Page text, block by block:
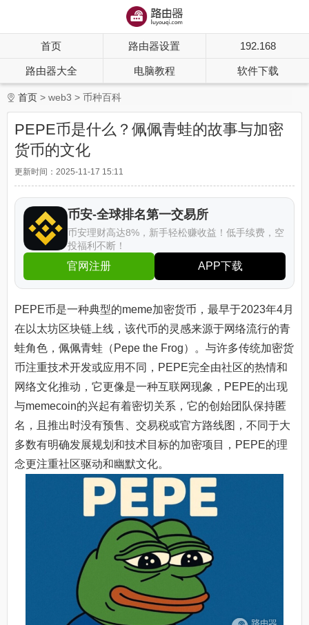
首页 路由器设置 192.168
路由器大全 电脑教程 软件下载
首页 web3 币种百科
PEPE币是什么？佩佩青蛙的故事与加密
货币的文化
更新时间：2025-11-17 15:11
币安-全球排名第一交易所
币安理财高达8%，新手轻松赚收益！低手续费，空
投福利不断！
官网注册 APP下载
PEPE币是一种典型的meme加密货币，最早于2023年4月
在以太坊区块链上线，该代币的灵感来源于网络流行的青
蛙角色，佩佩青蛙（Pepe the Frog）。与许多传统加密货
币注重技术开发或应用不同，PEPE完全由社区的热情和
网络文化推动，它更像是一种互联网现象，PEPE的出现
与memecoin的兴起有着密切关系，它的创始团队保持匿
名，且推出时没有预售、交易税或官方路线图，不同于大
多数有明确发展规划和技术目标的加密项目，PEPE的理
念更注重社区驱动和幽默文化。